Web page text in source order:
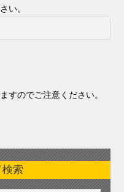
い。
すのでご注意ください。
索